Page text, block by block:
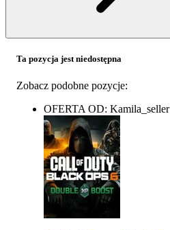
Ta pozycja jest niedostępna
Zobacz podobne pozycje:
OFERTA OD: Kamila_seller